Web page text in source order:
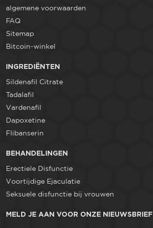
algemene voorwaarden
FAQ
Sitemap
Bitcoin-winkel
INGREDIËNTEN
Sildenafil Citrate
Tadalafil
Vardenafil
Dapoxetine
Flibanserin
BEHANDELINGEN
Erectiele Disfunctie
Voortijdige Ejaculatie
Seksuele disfunctie bij vrouwen
MELD JE AAN VOOR ONZE NIEUWSBRIEF